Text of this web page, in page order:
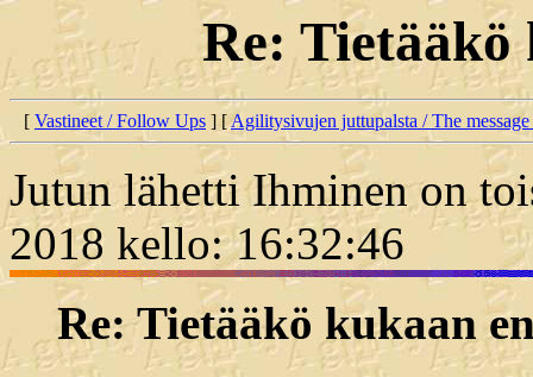
Re: Tietääkö
[ Vastineet / Follow Ups ] [Agilitysivujen juttupalsta / The
Jutun lähetti Ihminen on
2018 kello: 16:32:46
Re: Tietääkö kukaan